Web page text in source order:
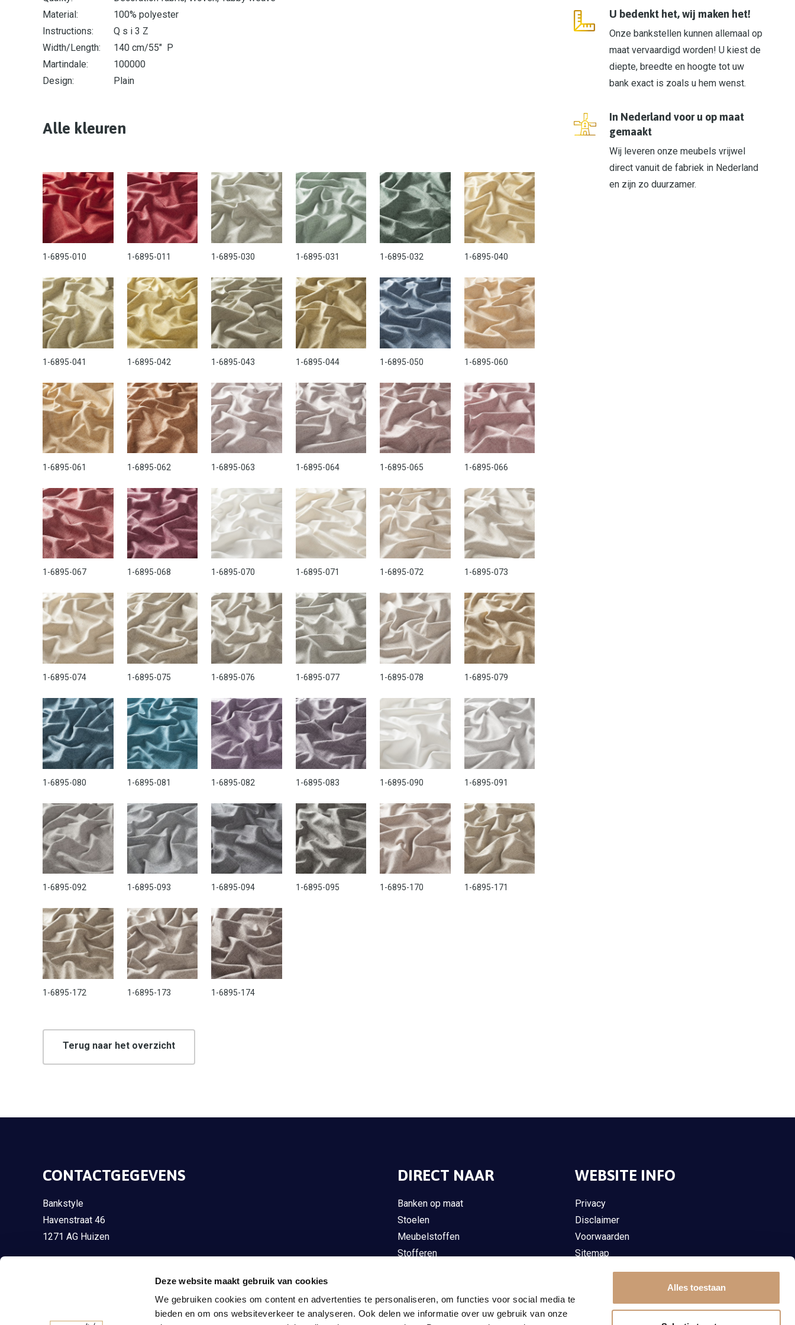
Deze website maakt gebruik van cookies
We gebruiken cookies om content en advertenties te personaliseren, om functies voor social media te
bieden en om ons websiteverkeer te analyseren. Ook delen we informatie over uw gebruik van onze
Alles toestaan
Material:
100% polyester
Instructions:
Q s i 3 Z
Width/Length:
140 cm/55" P
Martindale:
100000
Design:
Plain
Alle kleuren
1-6895-010 1-6895-011 1-6895-030 1-6895-031 1-6895-032 1-6895-040
1-6895-041 1-6895-042 1-6895-043 1-6895-044 1-6895-050 1-6895-060
1-6895-061 1-6895-062 1-6895-063 1-6895-064 1-6895-065 1-6895-066
1-6895-067 1-6895-068 1-6895-070 1-6895-071 1-6895-072 1-6895-073
1-6895-074 1-6895-075 1-6895-076 1-6895-077 1-6895-078 1-6895-079
1-6895-080 1-6895-081 1-6895-082 1-6895-083 1-6895-090 1-6895-091
1-6895-092 1-6895-093 1-6895-094 1-6895-095 1-6895-170 1-6895-171
1-6895-172 1-6895-173 1-6895-174
Terug naar het overzicht
U bedenkt het, wij maken het!
Onze bankstellen kunnen allemaal op
maat vervaardigd worden! U kiest de
diepte, breedte en hoogte tot uw
bank exact is zoals u hem wenst.
In Nederland voor u op maat
gemaakt
Wij leveren onze meubels vrijwel
direct vanuit de fabriek in Nederland
en zijn zo duurzamer.
CONTACTGEGEVENS
Bankstyle
Havenstraat 46
1271 AG Huizen
DIRECT NAAR
Banken op maat
Stoelen
Meubelstoffen
Stofferen
Interieuradvies op maat
Contact
WEBSITE INFO
Privacy
Disclaimer
Voorwaarden
Sitemap